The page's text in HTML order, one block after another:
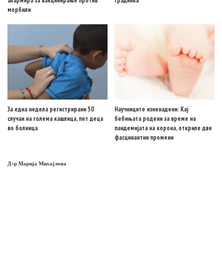
морбили
За една недела регистрирани 50
случаи на голема кашлица, пет деца
во болница
Научниците изненадени: Кај
бебињата родени за време на
пандемијата на корона, откриле две
фасцинантни промени
Д-р Марија Михајлова